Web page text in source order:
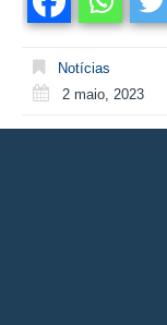
Notícias
2 maio, 2023